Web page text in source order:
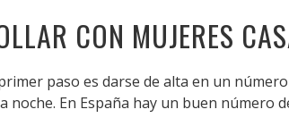
CON MUJERES
paso es darse de alta en un
noche. En España hay un buen número